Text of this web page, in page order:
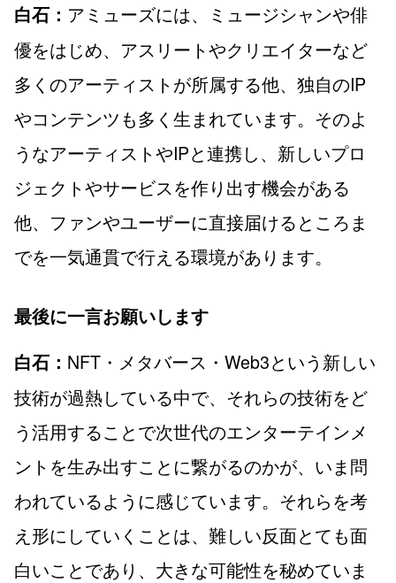
白石： アミューズには、ミュージシャンや俳
優をはじめ、アスリートやクリエイターなど
多くのアーティストが所属する他、独自のIP
やコンテンツも多く生まれています。そのよ
うなアーティストやIPと連携し、新しいプロ
ジェクトやサービスを作り出す機会がある
他、ファンやユーザーに直接届けるところま
でを一気通貫で行える環境があります。
最後に一言お願いします
白石： NFT・メタバース・Web3という新しい
技術が過熱している中で、それらの技術をど
う活用することで次世代のエンターテインメ
ントを生み出すことに繋がるのかが、いま問
われているように感じています。それらを考
え形にしていくことは、難しい反面とても面
白いことであり、大きな可能性を秘めていま